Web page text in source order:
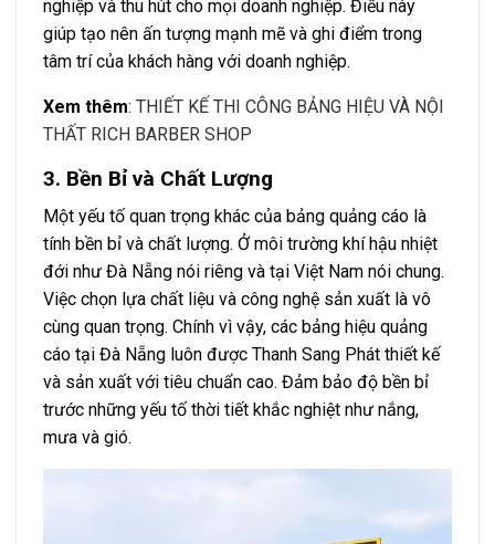
nghiệp và thu hút cho mọi doanh nghiệp. Điều này
giúp tạo nên ấn tượng mạnh mẽ và ghi điểm trong
tâm trí của khách hàng với doanh nghiệp.
Xem thêm: THIẾT KẾ THI CÔNG BẢNG HIỆU VÀ NỘI
THẤT RICH BARBER SHOP
3. Bền Bỉ và Chất Lượng
Một yếu tố quan trọng khác của bảng quảng cáo là
tính bền bỉ và chất lượng. Ở môi trường khí hậu nhiệt
đới như Đà Nẵng nói riêng và tại Việt Nam nói chung.
Việc chọn lựa chất liệu và công nghệ sản xuất là vô
cùng quan trọng. Chính vì vậy, các bảng hiệu quảng
cáo tại Đà Nẵng luôn được Thanh Sang Phát thiết kế
và sản xuất với tiêu chuẩn cao. Đảm bảo độ bền bỉ
trước những yếu tố thời tiết khắc nghiệt như nắng,
mưa và gió.